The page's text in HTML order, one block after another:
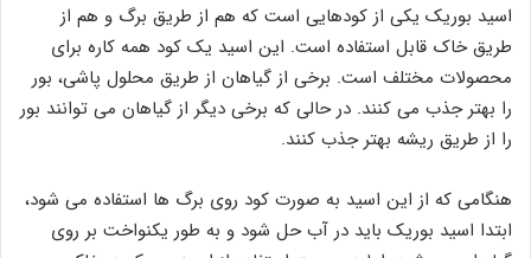
اسید بوریک یکی از کودهایی است که هم از طریق برگ و هم از
طریق خاک قابل استفاده است. این اسید یک کود همه کاره برای
محصولات مختلف است. برخی از گیاهان از طریق محلول پاشی، بور
را بهتر جذب می کنند. در حالی که برخی دیگر از گیاهان می توانند بور
را از طریق ریشه بهتر جذب کنند.
هنگامی که از این اسید به صورت کود روی برگ ها استفاده می شود،
ابتدا اسید بوریک باید در آب حل شود و به طور یکنواخت بر روی